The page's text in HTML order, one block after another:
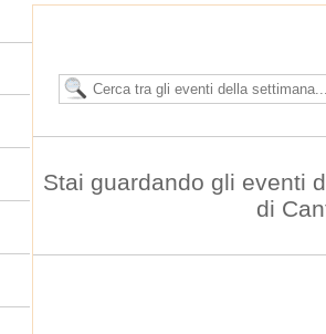
Stai guardando gli eventi
di